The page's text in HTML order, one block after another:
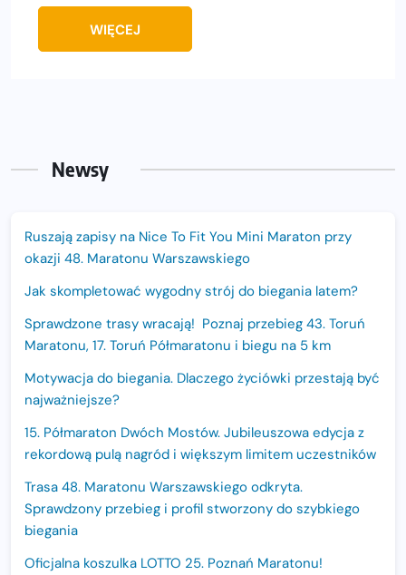
WIĘCEJ
Newsy
Ruszają zapisy na Nice To Fit You Mini Maraton przy
okazji 48. Maratonu Warszawskiego
Jak skompletować wygodny strój do biegania latem?
Sprawdzone trasy wracają! Poznaj przebieg 43. Toruń
Maratonu, 17. Toruń Półmaratonu i biegu na 5 km
Motywacja do biegania. Dlaczego życiówki przestają być
najważniejsze?
15. Półmaraton Dwóch Mostów. Jubileuszowa edycja z
rekordową pulą nagród i większym limitem uczestników
Trasa 48. Maratonu Warszawskiego odkryta.
Sprawdzony przebieg i profil stworzony do szybkiego
biegania
Oficjalna koszulka LOTTO 25. Poznań Maratonu!